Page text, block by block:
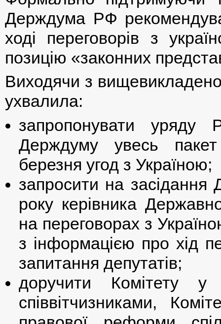
Держдума РФ
ході переговорів з
позицію «законних
Виходячи з
ухвалила:
запропонувати уряду
Держдуму увесь
березня угод з Україною;
запросити на
року керівника
на переговорах з
з інформацією про хід
запитання депутатів;
доручити Комітету
співвітчизниками,